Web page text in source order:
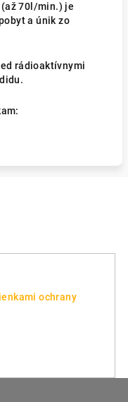
70l/min.) je
a únik zo
rádioaktívnymi
ochrany